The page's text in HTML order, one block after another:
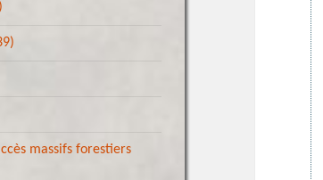
massifs forestiers